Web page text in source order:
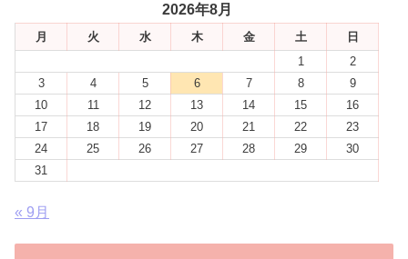
2026年8月
月 火 水 木 金 土
日
1
2
3
4 5 6 7 8
9
10
11 12 13 14 15
16
17
18 19 20 21 22
23
24
25 26 27 28 29
30
31
« 9月